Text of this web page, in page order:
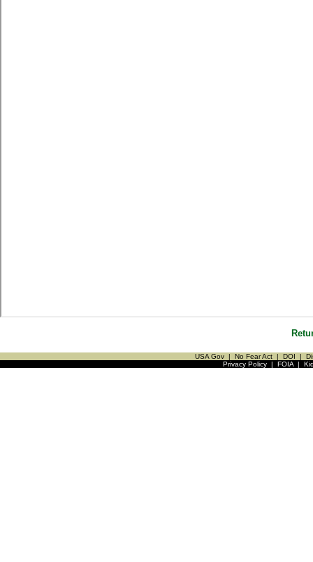
USA Gov | No Fear Act | DOI |
Privacy Policy| FOIA|